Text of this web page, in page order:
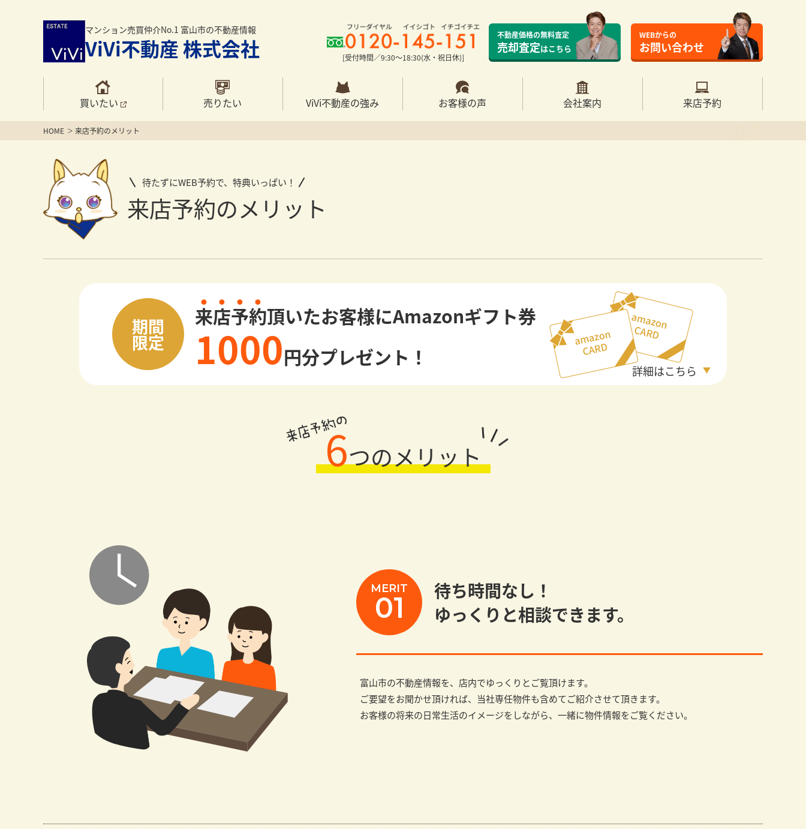
マンション売買仲介No.1 富山市の不動産情報
ViVi不動産 株式会社 [受付時間／9:30〜18:30(水・祝日休)]
不動産価格の無料査定
売却査定はこちら
WEBからの
お問い合わせ
買いたい 売りたい ViVi不動産の強み お客様の声 会社案内 来店予約
HOME 来店予約のメリット
待たずにWEB予約で、特典いっぱい！
来店予約のメリット
期間
限定
来店予約頂いたお客様にAmazonギフト券
1000円分プレゼント！
詳細はこちら
6つのメリット
MERIT
01
待ち時間なし！
ゆっくりと相談できます。
富山市の不動産情報を、店内でゆっくりとご覧頂けます。
ご要望をお聞かせ頂ければ、当社専任物件も含めてご紹介させて頂きます。
お客様の将来の日常生活のイメージをしながら、一緒に物件情報をご覧ください。